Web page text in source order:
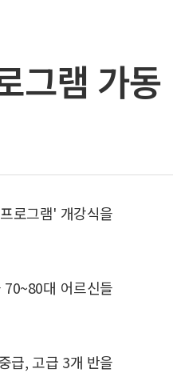
그램 가동
로그램' 개강식을
대 어르신들
급, 고급 3개 반을